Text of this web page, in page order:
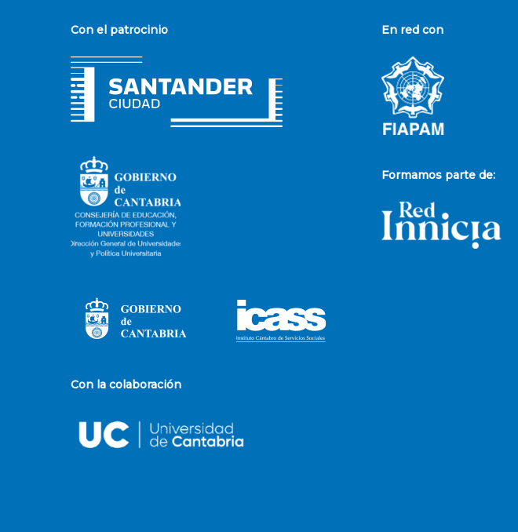
Con el patrocinio
Con la colaboración
En red con
Formamos parte de: